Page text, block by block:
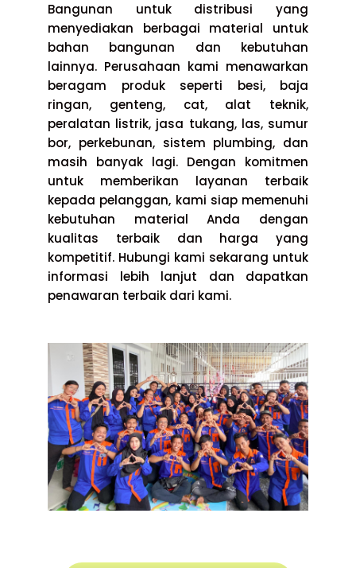
Bangunan untuk distribusi yang
menyediakan berbagai material untuk
bahan bangunan dan kebutuhan
lainnya. Perusahaan kami menawarkan
beragam produk seperti besi, baja
ringan, genteng, cat, alat teknik,
peralatan listrik, jasa tukang, las, sumur
bor, perkebunan, sistem plumbing, dan
masih banyak lagi. Dengan komitmen
untuk memberikan layanan terbaik
kepada pelanggan, kami siap memenuhi
kebutuhan material Anda dengan
kualitas terbaik dan harga yang
kompetitif. Hubungi kami sekarang untuk
informasi lebih lanjut dan dapatkan
penawaran terbaik dari kami.